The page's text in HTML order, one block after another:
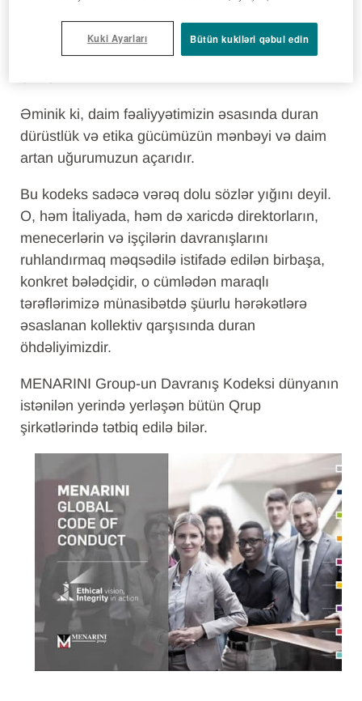
hazırkı Davranış Kodeksindəki prinsiplərə zidd
olan davranışın qəbuluna bəraət qazandıra
Əminik ki, daim fəaliyyətimizin əsasında duran
dürüstlük və etika gücümüzün mənbəyi və daim
artan uğurumuzun açarıdır.
Bu kodeks sadəcə vərəq dolu sözlər yığını deyil.
O, həm İtaliyada, həm də xaricdə direktorların,
menecerlərin və işçilərin davranışlarını
ruhlandırmaq məqsədilə istifadə edilən birbaşa,
konkret bələdçidir, o cümlədən maraqlı
tərəflərimizə münasibətdə şüurlu hərəkətlərə
əsaslanan kollektiv qarşısında duran
öhdəliyimizdir.
MENARINI Group-un Davranış Kodeksi dünyanın
istənilən yerində yerləşən bütün Qrup
şirkətlərində tətbiq edilə bilər.
Kuki Ayarları Bütün kukiləri qəbul edin